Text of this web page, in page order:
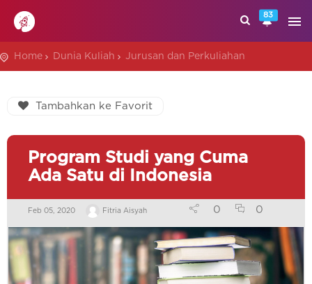
83
Home Dunia Kuliah Jurusan dan Perkuliahan
Tambahkan ke Favorit
Program Studi yang Cuma
Ada Satu di Indonesia
Feb 05, 2020 Fitria Aisyah 0 0